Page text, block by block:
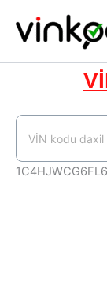
content